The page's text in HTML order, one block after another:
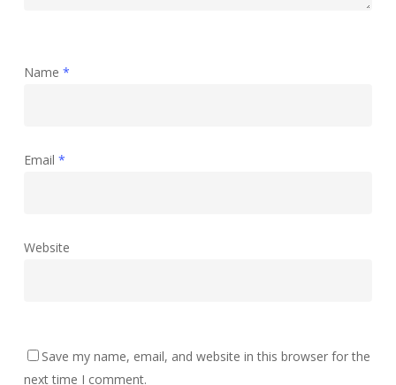
Name *
Email *
Website
Save my name, email, and website in this browser for the
next time I comment.